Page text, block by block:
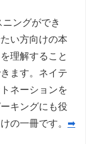
ングができ
い方向けの本
理解すること
ます。ネイテ
ネーションを
キングにも役
の一冊です。 ➡